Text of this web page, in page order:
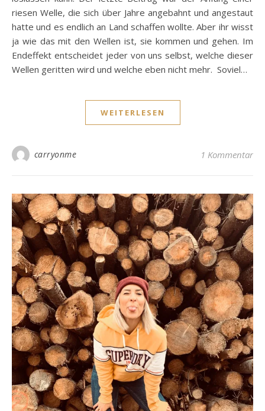
riesen Welle, die sich über Jahre angebahnt und angestaut
hatte und es endlich an Land schaffen wollte. Aber ihr wisst
ja wie das mit den Wellen ist, sie kommen und gehen. Im
Endeffekt entscheidet jeder von uns selbst, welche dieser
Wellen geritten wird und welche eben nicht mehr. Soviel…
WEITERLESEN
carryonme 1 Kommentar